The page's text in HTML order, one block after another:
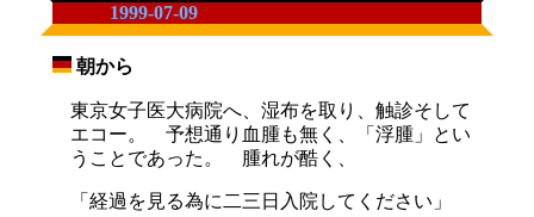
1999-07-09
朝から
東京女子医大病院へ、湿布を取り、触診そして
エコー。 予想通り血腫も無く、「浮腫」とい
うことであった。 腫れが酷く、
「経過を見る為に二三日入院してください」